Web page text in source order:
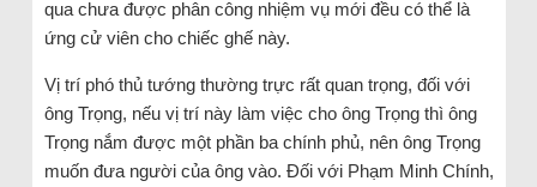
qua chưa được phân công nhiệm vụ mới đều có thể là
ứng cử viên cho chiếc ghế này.
Vị trí phó thủ tướng thường trực rất quan trọng, đối với
ông Trọng, nếu vị trí này làm việc cho ông Trọng thì ông
Trọng nắm được một phần ba chính phủ, nên ông Trọng
muốn đưa người của ông vào. Đối với Phạm Minh Chính,